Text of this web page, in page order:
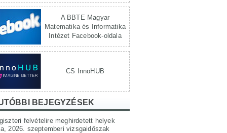
A BBTE Magyar
Matematika és Informatika
Intézet Facebook-oldala
CS InnoHUB
BEJEGYZÉSEK
felvételire meghirdetett helyek
2026. szeptemberi vizsgaidőszak